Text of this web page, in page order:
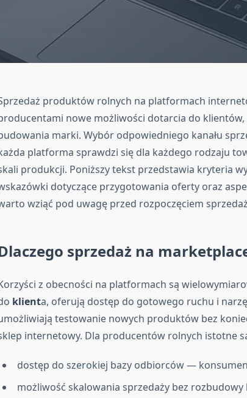
produktów rolnych na platformach
nowe możliwości dotarcia do
marki. Wybór odpowiedniego kanału
platforma sprawdzi się dla każdego rodzaju
produkcji. Poniższy tekst przedstawia kryteria
dotyczące przygotowania oferty oraz
wziąć pod uwagę przed rozpoczęciem
sprzedaż na
z obecności na platformach są
klienta, oferują dostęp do gotowego ruchu i
testowanie nowych produktów bez
internetowy. Dla producentów rolnych istotne
dostęp do szerokiej bazy odbiorców —
możliwość skalowania sprzedaży bez rozbudowy